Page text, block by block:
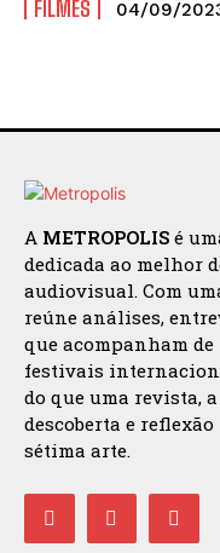
FILMES 04/09/
A METROPOLIS é
dedicada ao melhor
audiovisual. Com
reúne análises,
que acompanham
festivais
do que uma revista, a
descoberta e
sétima arte.